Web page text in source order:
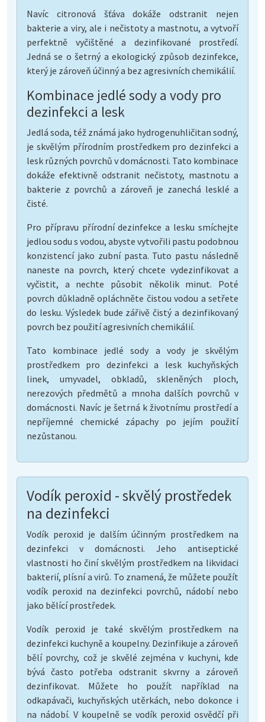
Navíc citronová šťáva dokáže odstranit nejen
bakterie a viry, ale i nečistoty a mastnotu, a vytvoří
perfektně vyčištěné a dezinfikované prostředí.
Jedná se o šetrný a ekologický způsob dezinfekce,
který je zároveň účinný a bez agresivních chemikálií.
Kombinace jedlé sody a vody pro
dezinfekci a lesk
Jedlá soda, též známá jako hydrogenuhličitan sodný,
je skvělým přírodním prostředkem pro dezinfekci a
lesk různých povrchů v domácnosti. Tato kombinace
dokáže efektivně odstranit nečistoty, mastnotu a
bakterie z povrchů a zároveň je zanechá lesklé a
čisté.
Pro přípravu přírodní dezinfekce a lesku smíchejte
jedlou sodu s vodou, abyste vytvořili pastu podobnou
konzistencí jako zubní pasta. Tuto pastu následně
naneste na povrch, který chcete vydezinfikovat a
vyčistit, a nechte působit několik minut. Poté
povrch důkladně opláchněte čistou vodou a setřete
do lesku. Výsledek bude zářivě čistý a dezinfikovaný
povrch bez použití agresivních chemikálií.
Tato kombinace jedlé sody a vody je skvělým
prostředkem pro dezinfekci a lesk kuchyňských
linek, umyvadel, obkladů, skleněných ploch,
nerezových předmětů a mnoha dalších povrchů v
domácnosti. Navíc je šetrná k životnímu prostředí a
nepříjemné chemické zápachy po jejím použití
nezůstanou.
Vodík peroxid - skvělý prostředek
na dezinfekci
Vodík peroxid je dalším účinným prostředkem na
dezinfekci v domácnosti. Jeho antiseptické
vlastnosti ho činí skvělým prostředkem na likvidaci
bakterií, plísní a virů. To znamená, že můžete použít
vodík peroxid na dezinfekci povrchů, nádobí nebo
jako bělící prostředek.
Vodík peroxid je také skvělým prostředkem na
dezinfekci kuchyně a koupelny. Dezinfikuje a zároveň
bělí povrchy, což je skvělé zejména v kuchyni, kde
bývá často potřeba odstranit skvrny a zároveň
dezinfikovat. Můžete ho použít například na
odkapávači, kuchyňských utěrkách, nebo dokonce i
na nádobí. V koupelně se vodík peroxid osvědčí při